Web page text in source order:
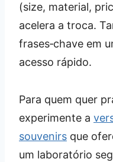
(size, material,
acelera a troca.
frases‑chave em
acesso rápido.
Para quem quer
experimente a
souvenirs que
um laboratório